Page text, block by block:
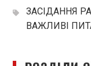
ЗАСІДАННЯ
ВАЖЛИВІ